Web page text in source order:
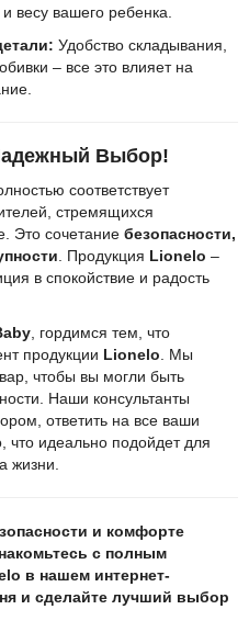
весу вашего ребенка.
Удобство складывания,
– все это влияет на
Выбор!
соответствует
стремящихся
Это сочетание безопасности,
. Продукция Lionelo –
в спокойствие и радость
, гордимся тем, что
продукции Lionelo . Мы
чтобы вы могли быть
Наши консультанты
ответить на все ваши
что идеально подойдет для
жизни.
и комфорте
с полным
в нашем интернет-
и сделайте лучший выбор